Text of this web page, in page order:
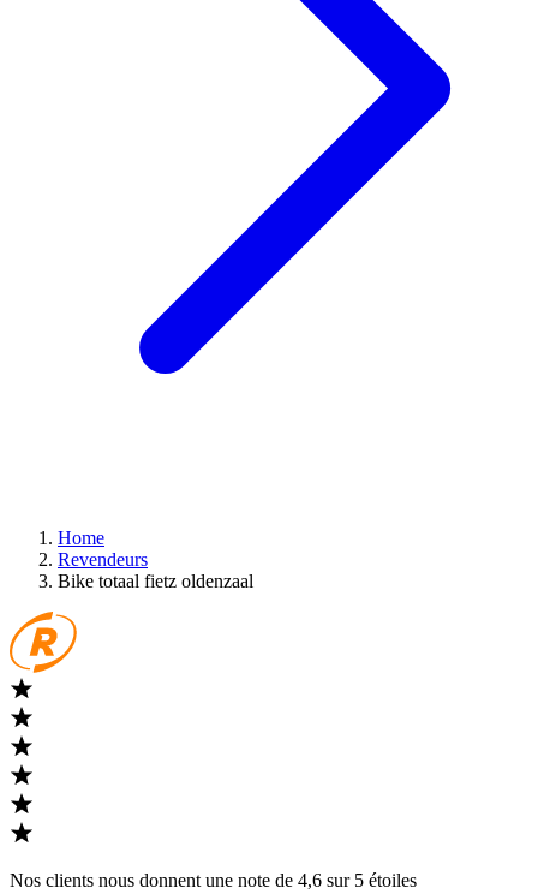
Home
Revendeurs
Bike totaal fietz oldenzaal
Nos clients nous donnent une note de 4,6 sur 5 étoiles